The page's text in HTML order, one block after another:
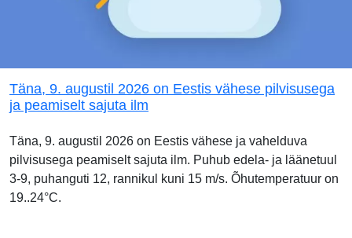
Täna, 9. augustil 2026 on Eestis vähese pilvisusega
ja peamiselt sajuta ilm
Täna, 9. augustil 2026 on Eestis vähese ja vahelduva
pilvisusega peamiselt sajuta ilm. Puhub edela- ja läänetuul
3-9, puhanguti 12, rannikul kuni 15 m/s. Õhutemperatuur on
19..24°C.